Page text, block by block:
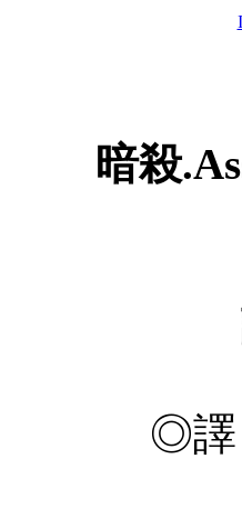
暗殺
◎